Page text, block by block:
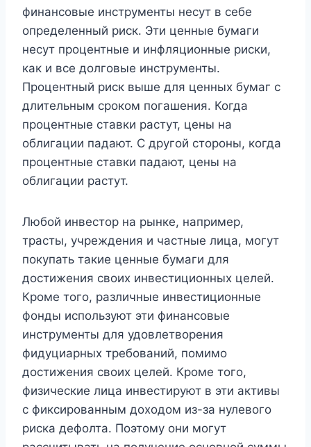
финансовые инструменты несут в себе
определенный риск. Эти ценные бумаги
несут процентные и инфляционные риски,
как и все долговые инструменты.
Процентный риск выше для ценных бумаг с
длительным сроком погашения. Когда
процентные ставки растут, цены на
облигации падают. С другой стороны, когда
процентные ставки падают, цены на
облигации растут.
Любой инвестор на рынке, например,
трасты, учреждения и частные лица, могут
покупать такие ценные бумаги для
достижения своих инвестиционных целей.
Кроме того, различные инвестиционные
фонды используют эти финансовые
инструменты для удовлетворения
фидуциарных требований, помимо
достижения своих целей. Кроме того,
физические лица инвестируют в эти активы
с фиксированным доходом из-за нулевого
риска дефолта. Поэтому они могут